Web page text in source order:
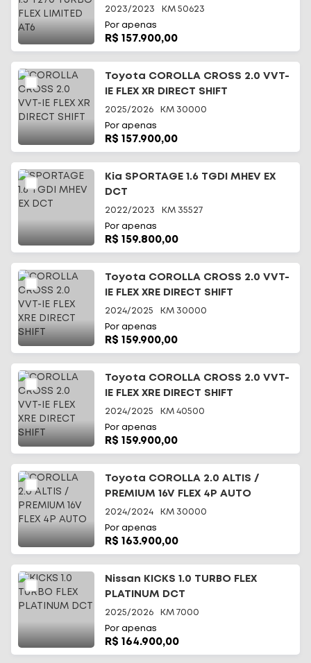
2023/2023 KM 50623
Por apenas
R$ 157.900,00
Toyota COROLLA CROSS 2.0 VVT-
IE FLEX XR DIRECT SHIFT
2025/2026 KM 30000
Por apenas
R$ 157.900,00
Kia SPORTAGE 1.6 TGDI MHEV EX
DCT
2022/2023 KM 35527
Por apenas
R$ 159.800,00
Toyota COROLLA CROSS 2.0 VVT-
IE FLEX XRE DIRECT SHIFT
2024/2025 KM 30000
Por apenas
R$ 159.900,00
Toyota COROLLA CROSS 2.0 VVT-
IE FLEX XRE DIRECT SHIFT
2024/2025 KM 40500
Por apenas
R$ 159.900,00
Toyota COROLLA 2.0 ALTIS /
PREMIUM 16V FLEX 4P AUTO
2024/2024 KM 30000
Por apenas
R$ 163.900,00
Nissan KICKS 1.0 TURBO FLEX
PLATINUM DCT
2025/2026 KM 7000
Por apenas
R$ 164.900,00